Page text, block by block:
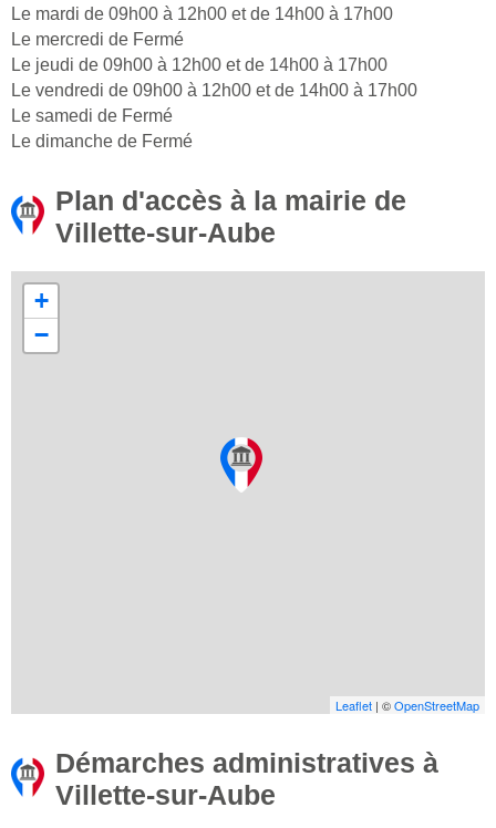
Le mardi de 09h00 à 12h00 et de 14h00 à 17h00
Le mercredi de Fermé
Le jeudi de 09h00 à 12h00 et de 14h00 à 17h00
Le vendredi de 09h00 à 12h00 et de 14h00 à 17h00
Le samedi de Fermé
Le dimanche de Fermé
Plan d'accès à la mairie de
Villette-sur-Aube
+
−
Leaflet | ©OpenStreetMap
Démarches administratives à
Villette-sur-Aube